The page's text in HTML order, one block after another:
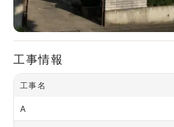
工事情報
工事名
A